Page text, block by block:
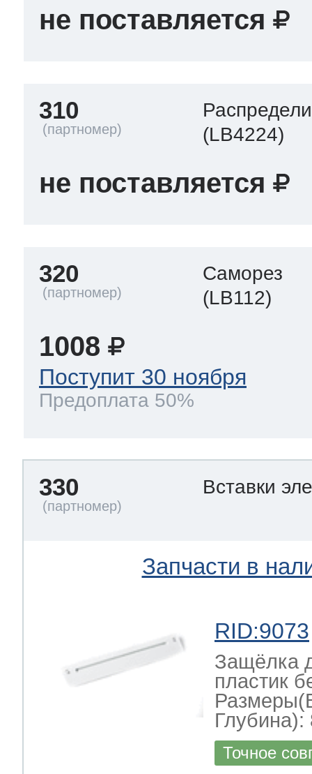
не поставляется
310
(LB4224)
не поставляется
320
Саморез
(LB112)
1008
Поступит 30 ноября
Предоплата 50%
330 Вставки
Запчасти в
RID:9073
Защёлка
пластик
Глубина):
Точное